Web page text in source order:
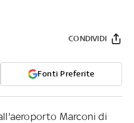
Fonti Preferite
CONDIVIDI
Marconi di